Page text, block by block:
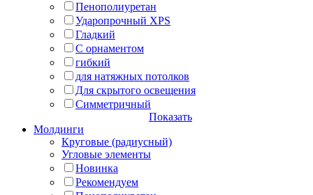
Пенополиуретан
Ударопрочный XPS
Гладкий
С орнаментом
гибкий
для натяжных потолков
Для скрытого освещения
Симметричный
Показать
Молдинги
Круговые (радиусный)
Угловые элементы
Новинка
Рекомендуем